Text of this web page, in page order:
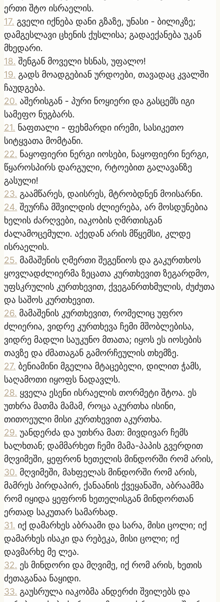
ერთი შტო ისრაელის.
17. გველი იქნება დანი გზაზე, უნასი - ბილიკზე;
დამგესლავი ცხენის ქუსლისა; გადაექანება უკან
მხედარი.
18. შენგან მოველი ხსნას, უფალო!
19. გადს მოადგებიან ურდოები, თავადაც კვალში
ჩაუდგება.
20. აშერისგან - პური ნოყიერი და გასცემს იგი
სამეფო ნუგბარს.
21. ნაფთალი - ფეხმარდი ირემი, სასიკეთო
სიტყვათა მომტანი.
22. ნაყოფიერი ნერგი იოსები, ნაყოფიერი ნერგი,
წყაროსპირს დარგული, რტოებით გალავანზე
გასული!
23. გაამწარეს, დაისრეს, მტრობდნენ მოისარნი.
24. შეურჩა მშვილდის ძლიერება, არ მოსდუნებია
ხელის ძარღვები, იაკობის ღმრთისგან
ძალამოცემული. აქედან არის მწყემსი, კლდე
ისრაელის.
25. მამაშენის ღმერთი შეგეწიოს და გაკურთხოს
ყოვლადძლიერმა ზეცათა კურთხევით ზეგარდმო,
უფსკრულის კურთხევით, ქვეგანრთხმულის, ძუძუთა
და საშოს კურთხევით.
26. მამაშენის კურთხევით, რომელიც უფრო
ძლიერია, ვიდრე კურთხევა ჩემი მშობლებისა,
ვიდრე მადლი საუკუნო მთათა; იყოს ეს იოსების
თავზე და ძმათაგან გამორჩეულის თხემზე.
27. ბენიამინი მგელია მტაცებელი, დილით ჭამს,
საღამოთი იყოფს ნადავლს.
28. ყველა ესენი ისრაელის თორმეტი შტოა. ეს
უთხრა მათმა მამამ, როცა აკურთხა ისინი,
თითოეული მისი კურთხევით აკურთხა.
29. უანდერძა და უთხრა მათ: მივდივარ ჩემს
ხალხთან; დამმარხეთ ჩემი მამა-პაპის გვერდით
მღვიმეში, ყეფრონ ხეთელის მინდორში რომ არის,
30. მღვიმეში, მახფელას მინდორში რომ არის,
მამრეს პირდაპირ, ქანაანის ქვეყანაში, აბრაამმა
რომ იყიდა ყეფრონ ხეთელისგან მინდორთან
ერთად საკუთარ სამარხად.
31. იქ დამარხეს აბრაამი და სარა, მისი ცოლი; იქ
დამარხეს ისაკი და რებეკა, მისი ცოლი; იქ
დავმარხე მე ლეა.
32. ეს მინდორი და მღვიმე, იქ რომ არის, ხეთის
ძეთაგანაა ნაყიდი.
33. გაუსრულა იაკობმა ანდერძი შვილებს და